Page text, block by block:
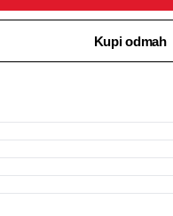
Kupi odmah